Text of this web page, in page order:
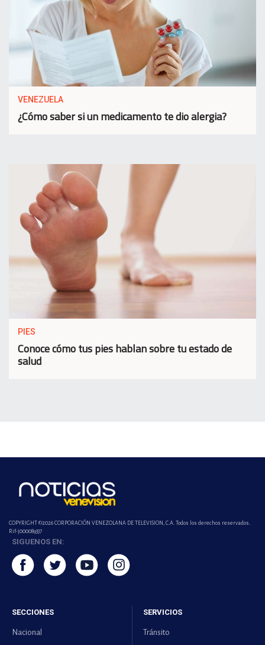
VENEZUELA
¿Cómo saber si un medicamento te dio alergia?
PIES
Conoce cómo tus pies hablan sobre tu estado de
salud
COPYRIGHT ©2026 CORPORACIÓN VENEZOLANA DE TELEVISION, C.A. Todos los derechos reservados.
Rif-j000089337
SIGUENOS EN:
SECCIONES
Nacional
SERVICIOS
Tránsito